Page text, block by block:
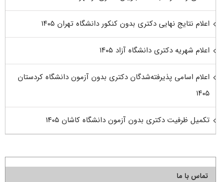
اعلام نتایج نهایی دکتری بدون کنکور دانشگاه تهران ۱۴۰۵
اعلام شهریه دکتری دانشگاه آزاد ۱۴۰۵
اعلام اسامی پذیرفته‌شدگان دکتری بدون آزمون دانشگاه کردستان
۱۴۰۵
تکمیل ظرفیت دکتری بدون آزمون دانشگاه کاشان ۱۴۰۵
تماس با ما